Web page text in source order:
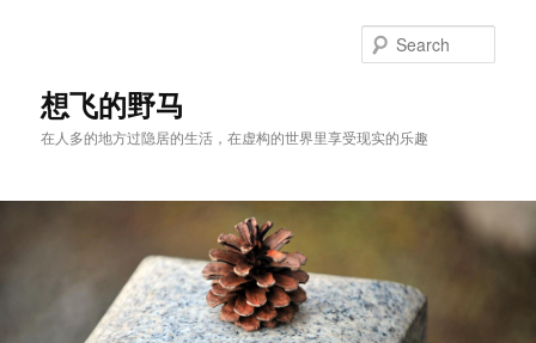
content想飞的野马
在人多的地方过隐居的生活，在虚构的世界里享受现实的乐趣